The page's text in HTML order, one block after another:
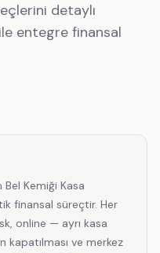
detaylı
entegre finansal
Kemiği Kasa
finansal süreçtir. Her
online — ayrı kasa
kapatılması ve merkez